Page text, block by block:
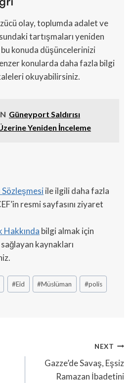
olay, toplumda adalet ve
tartışmaları yeniden
konuda düşüncelerinizi
konularda daha fazla bilgi
okuyabilirsiniz.
Güneyport Saldırısı
Yeniden İnceleme
Sözleşmesiile ilgili daha fazla
resmi sayfasını ziyaret
Hakkında bilgi almak için
kaynakları
#Eid #Müslüman #polis
NEXT
Gazze’de Savaş, Eşsiz
Ramazan İbadetini